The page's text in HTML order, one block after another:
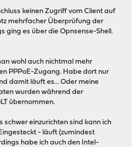
keinen Zugriff vom Client auf
mehrfacher Überprüfung der
ging es über die Opnsense-Shell.
wohl auch nichtmal mehr
PPPoE-Zugang. Habe dort nur
damit läuft es... Oder meine
wurden während der
übernommen.
schwer einzurichten sind kann ich
- läuft (zumindest
habe ich auch den Intel-